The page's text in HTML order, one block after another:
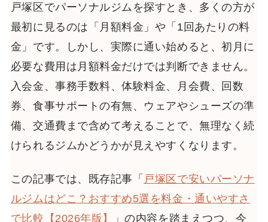
戸塚区でパーソナルジムを探すとき、多くの方が
最初に見るのは「月額料金」や「1回あたりの料
金」です。しかし、実際に通い始めると、初月に
必要な費用は月額料金だけでは判断できません。
入会金、事務手数料、体験料金、月会費、回数
券、食事サポートの有無、ウェアやシューズの準
備、交通費まで含めて考えることで、無理なく続
けられるジムかどうかが見えやすくなります。
この記事では、既存記事「 戸塚区で安いパーソナ
ルジムはどこ？おすすめ5選を料金・通いやすさ
で比較【2026年版】
」の内容を踏まえつつ、今